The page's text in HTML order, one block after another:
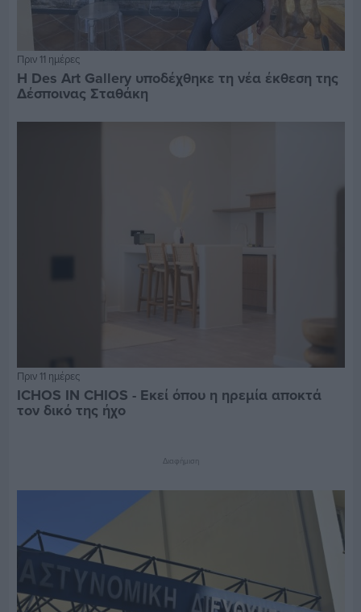
Πριν 11 ημέρες
Η Des Art Gallery υποδέχθηκε τη νέα έκθεση της
Δέσποινας Σταθάκη
Πριν 11 ημέρες
ICHOS IN CHIOS - Εκεί όπου η ηρεμία αποκτά
τον δικό της ήχο
Διαφήμιση